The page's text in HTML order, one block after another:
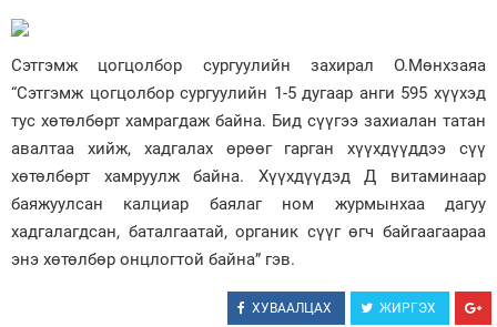
Сэтгэмж цогцолбор сургуулийн захирал О.Мөнхзаяа
“Сэтгэмж цогцолбор сургуулийн 1-5 дугаар анги 595 хүүхэд
тус хөтөлбөрт хамрагдаж байна. Бид сүүгээ захиалан татан
авалтаа хийж, хадгалах өрөөг гарган хүүхдүүддээ сүү
хөтөлбөрт хамруулж байна. Хүүхдүүдэд Д витаминаар
баяжуулсан калциар баялаг ном журмынхаа дагуу
хадгалагдсан, баталгаатай, органик сүүг өгч байгаагаараа
энэ хөтөлбөр онцлогтой байна” гэв.
ХУВААЛЦАХ ЖИРГЭХ